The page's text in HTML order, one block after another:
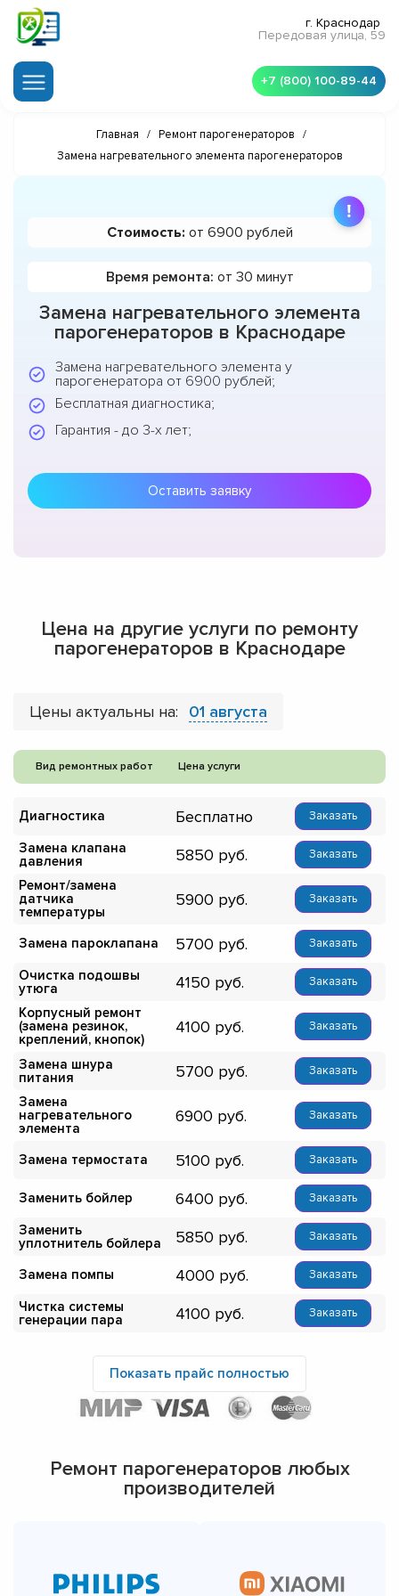
г. Краснодар
Передовая улица, 59
+7 (800) 100-89-44
Главная / Ремонт парогенераторов
/
Замена нагревательного элемента парогенераторов
Замена нагревательного элемента
парогенераторов в Краснодаре
Замена нагревательного элемента у
парогенератора от 6900 рублей;
Бесплатная диагностика;
Гарантия - до 3-х лет;
Оставить заявку
Стоимость: от 6900 рублей
Время ремонта: от 30 минут
Цена на другие услуги по ремонту
парогенераторов в Краснодаре
Цены актуальны на: 01 августа
Вид ремонтных работ Цена услуги
Диагностика Бесплатно Заказать
Замена клапана
давления
5850 Заказать
Ремонт/замена
датчика
температуры
5900 Заказать
Замена пароклапана 5700 Заказать
Очистка подошвы
утюга
4150 Заказать
Корпусный ремонт
(замена резинок,
креплений, кнопок)
4100 Заказать
Замена шнура
питания
5700 Заказать
Замена
нагревательного
элемента
6900 Заказать
Замена термостата 5100 Заказать
Заменить бойлер 6400 Заказать
Заменить
уплотнитель бойлера
5850 Заказать
Замена помпы 4000 Заказать
Чистка системы
генерации пара
4100 Заказать
Показать прайс полностью
Ремонт парогенераторов любых
производителей